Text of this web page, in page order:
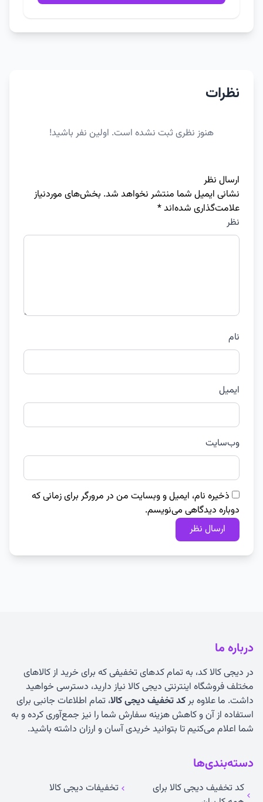
نظرات
هنوز نظری ثبت نشده است. اولین نفر باشید!
ارسال نظر
نشانی ایمیل شما منتشر نخواهد شد. بخش‌های موردنیاز
علامت‌گذاری شده‌اند*
نظر
نام
ایمیل
وب‌سایت
ذخیره نام، ایمیل و وبسایت من در مرورگر برای زمانی که
دوباره دیدگاهی می‌نویسم.
درباره ما
در دیجی کالا کد، به تمام کدهای تخفیفی که برای خرید از کالاهای
مختلف فروشگاه اینترنتی دیجی کالا نیاز دارید، دسترسی خواهید
داشت. ما علاوه برکد تخفیف دیجی کالا، تمام اطلاعات جانبی برای
استفاده از آن و کاهش هزینه سفارش شما را نیز جمع‌آوری کرده و به
شما اعلام می‌کنیم تا بتوانید خریدی آسان و ارزان داشته باشید.
دسته‌بندی‌ها
کد تخفیف دیجی کالا برای
تخفیفات دیجی کالا